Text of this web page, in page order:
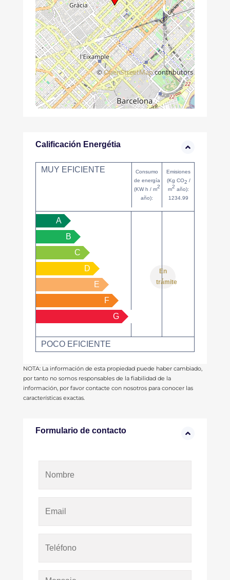
©OpenStreetMapcontributors
Calificación Energétia
MUY EFICIENTE
Consumo
de energía
(KW h / m2
año):
Emisiones
(Kg CO2 /
m2 año):
1234.99
A
B
C
D
E
F
G
POCO EFICIENTE
En
trámite
NOTA: La información de esta propiedad puede haber cambiado,
por tanto no somos responsables de la fiabilidad de la
información, por favor contacte con nosotros para conocer las
características exactas.
Formulario de contacto